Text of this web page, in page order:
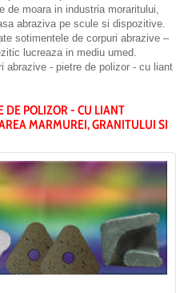
moara in industria moraritului,
abraziva pe scule si dispozitive.
sotimentele de corpuri abrazive –
lucreaza in mediu umed.
abrazive - pietre de polizor - cu liant
DE POLIZOR - CU LIANT
MARMUREI, GRANITULUI SI